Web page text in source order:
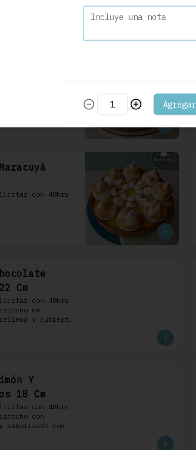
con 48hrs
Cm
con 48hrs
de
y cubierta
Y
18 Cm
con 48hrs
con
saborizado con
de frutos rojos y
Agregar